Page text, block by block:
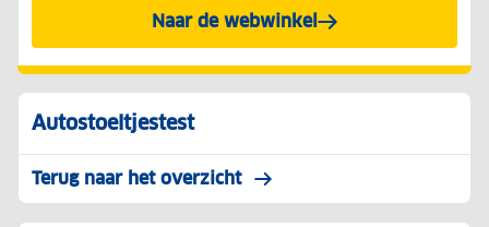
Naar de webwinkel
Autostoeltjestest
Terug naar het overzicht